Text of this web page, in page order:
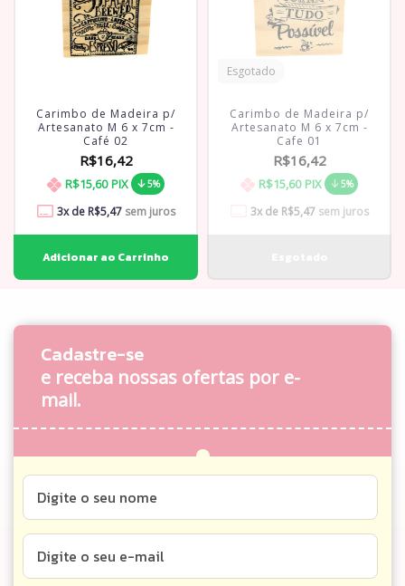
Carimbo de Madeira p/
Artesanato M 6 x 7cm -
Café 02
R$16,42
R$15,60 PIX 5%
3x de R$5,47sem juros
Esgotado
Carimbo de Madeira p/
Artesanato M 6 x 7cm -
Cafe 01
R$16,42
R$15,60 PIX 5%
3x de R$5,47sem juros
Cadastre-se
e receba nossas ofertas por e-
mail.